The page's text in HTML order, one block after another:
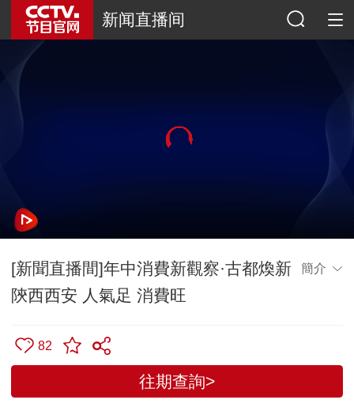
新闻直播间
[新聞直播間]年中消費新觀察·古都煥新
陝西西安 人氣足 消費旺
簡介
82
往期查詢>